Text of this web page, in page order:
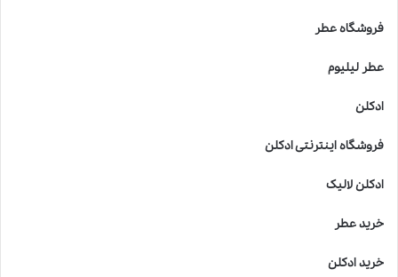
فروشگاه عطر
عطر لیلیوم
ادکلن
فروشگاه اینترنتی ادکلن
ادکلن لالیک
خرید عطر
خرید ادکلن